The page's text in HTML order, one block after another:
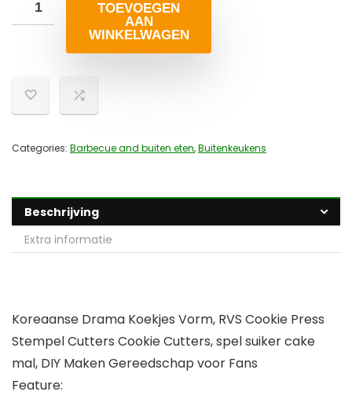
TOEVOEGEN
AAN
WINKELWAGEN
Categories: Barbecue and buiten eten,Buitenkeukens
Beschrijving
Extra informatie
Koreaanse Drama Koekjes Vorm, RVS Cookie Press
Stempel Cutters Cookie Cutters, spel suiker cake
mal, DIY Maken Gereedschap voor Fans
Feature: